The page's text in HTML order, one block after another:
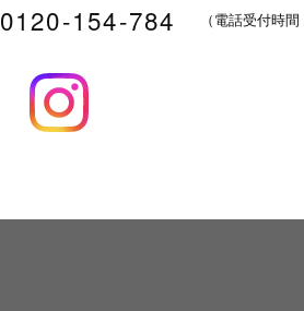
0120-154-784 （電話受付時